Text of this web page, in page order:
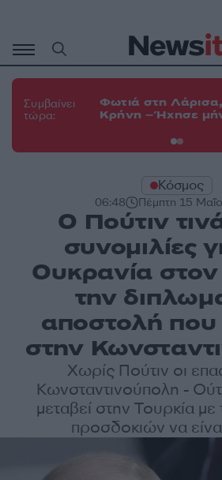
περιεχόμενο
Συμβαίνει
τώρα:
Φωτιά στη
Κρήνη – Ήχησε
Κόσμος
06:48 Πέμπτη 15
Ο Πούτιν
συνομιλίες
Ουκρανία
την
αποστολή που
στην
Χωρίς Πούτιν οι
Κωνσταντινούπολη -
μεταβεί στην Τουρκία
προσδοκιών να